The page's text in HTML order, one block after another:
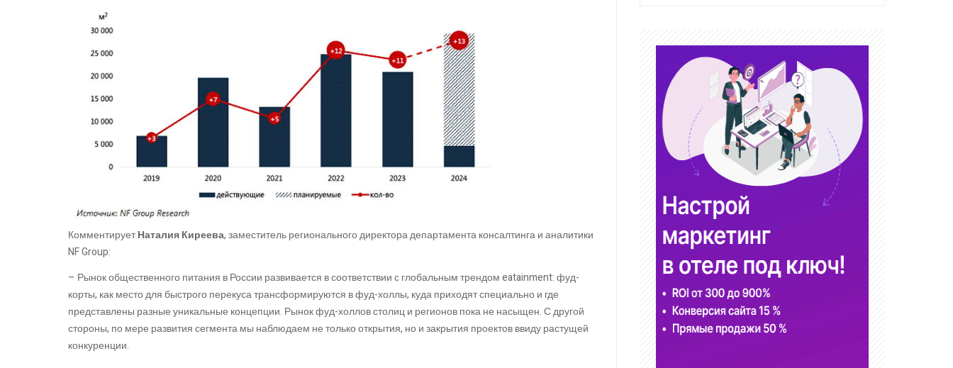
КомментируетНаталия Киреева, заместитель регионального директора департамента консалтинга и аналитики
NF Group:
– Рынок общественного питания в России развивается в соответствии с глобальным трендом eatainment: фуд-
корты, как место для быстрого перекуса трансформируются в фуд-холлы, куда приходят специально и где
представлены разные уникальные концепции. Рынок фуд-холлов столиц и регионов пока не насыщен. С другой
стороны, по мере развития сегмента мы наблюдаем не только открытия, но и закрытия проектов ввиду растущей
конкуренции.